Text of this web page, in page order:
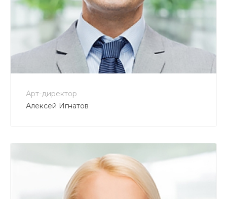
Арт-директор
Алексей Игнатов
+7 800 900-80-90
no-reply@intecweb.ru